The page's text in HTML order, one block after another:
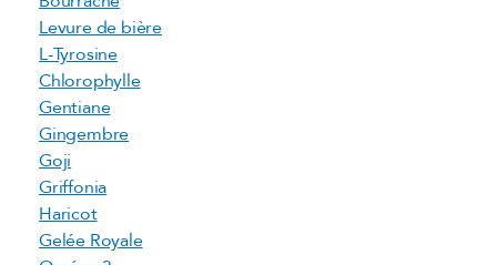
Levure de bière
L-Tyrosine
Chlorophylle
Gentiane
Gingembre
Goji
Griffonia
Haricot
Gelée Royale